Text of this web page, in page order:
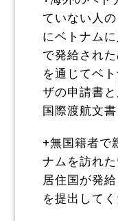
ていない人
にベトナム
で発給され
を通じてベ
ザの申請書
国際渡航文
+無国籍者で
ナムを訪れ
居住国が発
を提出してく